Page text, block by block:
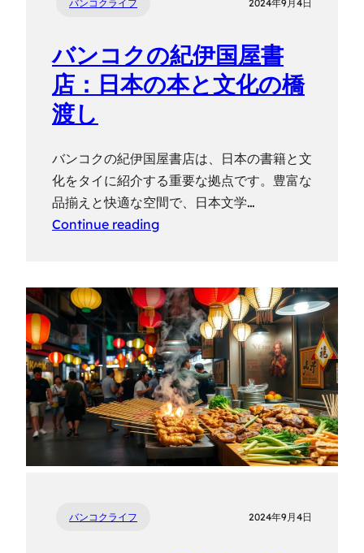
バンコクライフ 2024年9月4日
バンコクの紀伊国屋書
店：日本の本と文化の橋
渡し
バンコクの紀伊国屋書店は、日本の書籍と文
化をタイに紹介する重要な拠点です。豊富な
品揃えと快適な空間で、日本文学…
Continue reading
バンコクライフ 2024年9月4日